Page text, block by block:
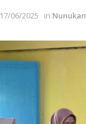
17/06/2025 in Nunukan